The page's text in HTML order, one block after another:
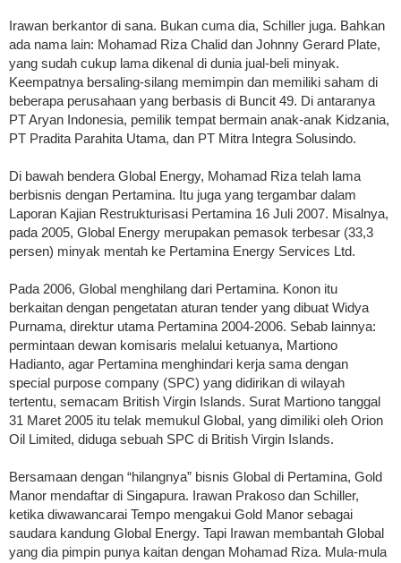
Irawan berkantor di sana. Bukan cuma dia, Schiller juga. Bahkan
ada nama lain: Mohamad Riza Chalid dan Johnny Gerard Plate,
yang sudah cukup lama dikenal di dunia jual-beli minyak.
Keempatnya bersaling-silang memimpin dan memiliki saham di
beberapa perusahaan yang berbasis di Buncit 49. Di antaranya
PT Aryan Indonesia, pemilik tempat bermain anak-anak Kidzania,
PT Pradita Parahita Utama, dan PT Mitra Integra Solusindo.
Di bawah bendera Global Energy, Mohamad Riza telah lama
berbisnis dengan Pertamina. Itu juga yang tergambar dalam
Laporan Kajian Restrukturisasi Pertamina 16 Juli 2007. Misalnya,
pada 2005, Global Energy merupakan pemasok terbesar (33,3
persen) minyak mentah ke Pertamina Energy Services Ltd.
Pada 2006, Global menghilang dari Pertamina. Konon itu
berkaitan dengan pengetatan aturan tender yang dibuat Widya
Purnama, direktur utama Pertamina 2004-2006. Sebab lainnya:
permintaan dewan komisaris melalui ketuanya, Martiono
Hadianto, agar Pertamina menghindari kerja sama dengan
special purpose company (SPC) yang didirikan di wilayah
tertentu, semacam British Virgin Islands. Surat Martiono tanggal
31 Maret 2005 itu telak memukul Global, yang dimiliki oleh Orion
Oil Limited, diduga sebuah SPC di British Virgin Islands.
Bersamaan dengan “hilangnya” bisnis Global di Pertamina, Gold
Manor mendaftar di Singapura. Irawan Prakoso dan Schiller,
ketika diwawancarai Tempo mengakui Gold Manor sebagai
saudara kandung Global Energy. Tapi Irawan membantah Global
yang dia pimpin punya kaitan dengan Mohamad Riza. Mula-mula